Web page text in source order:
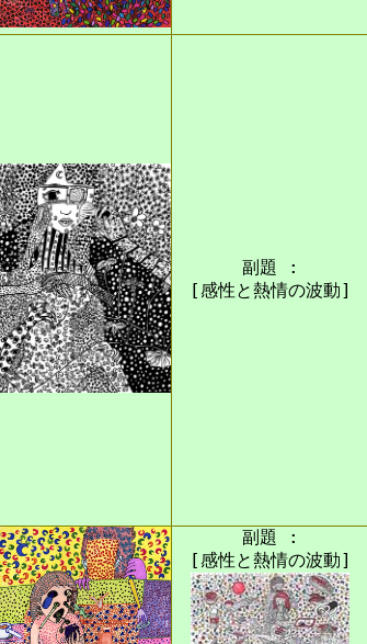
副題 :
[感性と熱情の波動]
副題 :
[感性と熱情の波動]